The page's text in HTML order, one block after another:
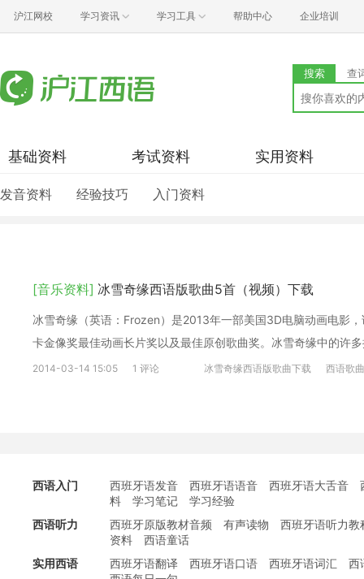
沪江网校 学习资讯 学习工具 帮助中心 企业培训
搜索 查
基础资料 考试资料 实用资料
发音资料 经验技巧 入门资料
[音乐资料] 冰雪奇缘西语版歌曲5首（视频）下载
冰雪奇缘（英语：Frozen）是2013年一部美国3D电脑动画电影
卡金像奖最佳动画长片奖以及最佳原创歌曲奖。冰雪奇缘中的许
2014-03-14 15:05 1 评论 冰雪奇缘西语版歌曲下载 西语歌
西语入门 西班牙语发音 西班牙语语音 西班牙语大舌音
料
学习笔记
学习经验
西语听力
西班牙原版教材音频 有声读物
西班牙语听力教
资料
西语童话
实用西语
西班牙语翻译 西班牙语口语 西班牙语词汇
西